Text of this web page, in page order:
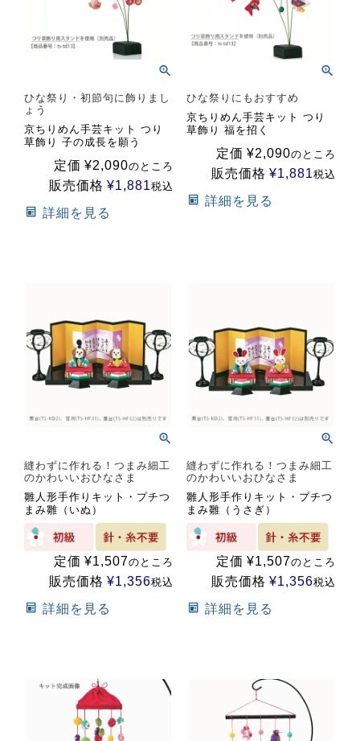
ひな祭り・初節句に飾りまし
ょう
京ちりめん手芸キット つり
草飾り 子の成長を願う
定価 ¥2,090のところ
販売価格 ¥1,881税込
詳細を見る
ひな祭りにもおすすめ
京ちりめん手芸キット つり
草飾り 福を招く
定価 ¥2,090のところ
販売価格 ¥1,881税込
詳細を見る
縫わずに作れる！つまみ細工
のかわいいおひなさま
雛人形手作りキット・プチつ
まみ雛（いぬ）
定価 ¥1,507のところ
販売価格 ¥1,356税込
詳細を見る
縫わずに作れる！つまみ細工
のかわいいおひなさま
雛人形手作りキット・プチつ
まみ雛（うさぎ）
定価 ¥1,507のところ
販売価格 ¥1,356税込
詳細を見る